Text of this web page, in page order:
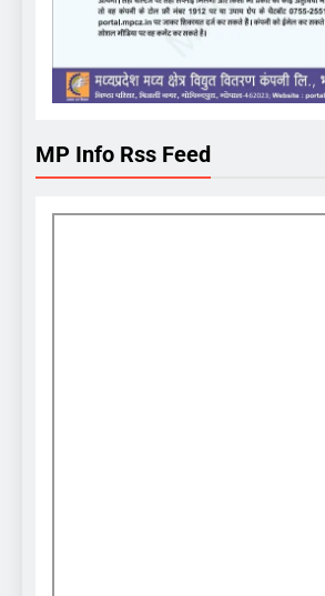
MP Info Rss Feed